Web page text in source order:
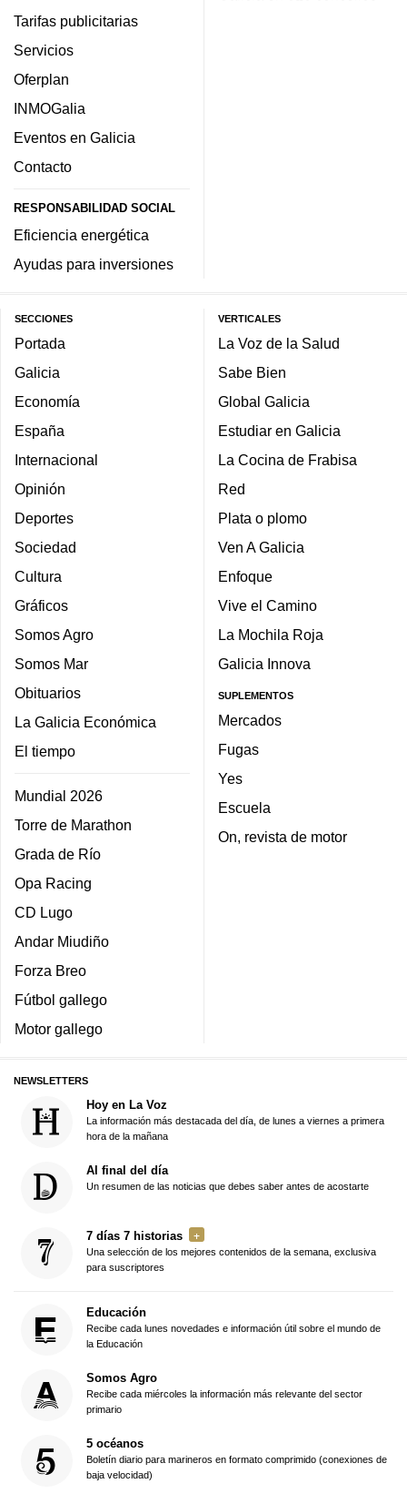
Tarifas publicitarias
Servicios
Oferplan
INMOGalia
Eventos en Galicia
Contacto
RESPONSABILIDAD SOCIAL
Eficiencia energética
Ayudas para inversiones
SECCIONES
Portada
Galicia
Economía
España
Internacional
Opinión
Deportes
Sociedad
Cultura
Gráficos
Somos Agro
Somos Mar
Obituarios
La Galicia Económica
El tiempo
Mundial 2026
Torre de Marathon
Grada de Río
Opa Racing
CD Lugo
Andar Miudiño
Forza Breo
Fútbol gallego
Motor gallego
VERTICALES
La Voz de la Salud
Sabe Bien
Global Galicia
Estudiar en Galicia
La Cocina de Frabisa
Red
Plata o plomo
Ven A Galicia
Enfoque
Vive el Camino
La Mochila Roja
Galicia Innova
SUPLEMENTOS
Mercados
Fugas
Yes
Escuela
On, revista de motor
NEWSLETTERS
Hoy en La Voz
La información más destacada del día, de lunes a viernes a primera
hora de la mañana
Al final del día
Un resumen de las noticias que debes saber antes de acostarte
7 días 7 historias
Una selección de los mejores contenidos de la semana, exclusiva
para suscriptores
Educación
Recibe cada lunes novedades e información útil sobre el mundo de
la Educación
Somos Agro
Recibe cada miércoles la información más relevante del sector
primario
5 océanos
Boletín diario para marineros en formato comprimido (conexiones de
baja velocidad)